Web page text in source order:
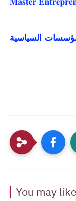
السياسية
You may